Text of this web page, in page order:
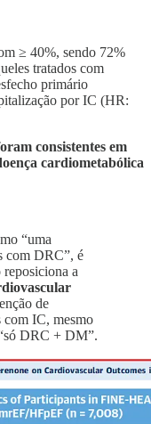
≥ 40%, sendo 72%
tratados com
primário
por IC (HR:
consistentes em
cardiometabólica
“uma
com DRC”, é
reposiciona a
de
com IC, mesmo
DRC + DM”.